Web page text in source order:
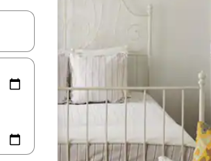
ನ್ಯಾವಿಗೇಟ್ ಮಾಡಿ ಅಥವಾ ಸ್ಪರ್ಶ ಅಥವಾ